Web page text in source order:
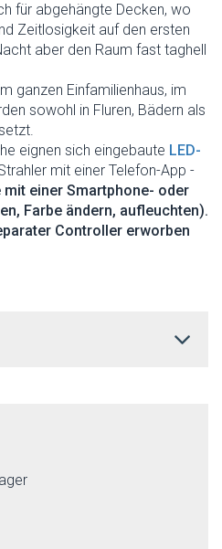
für abgehängte Decken, wo
Zeitlosigkeit auf den ersten
aber den Raum fast taghell
ganzen Einfamilienhaus, im
sowohl in Fluren, Bädern als
eignen sich eingebaute LED-
mit einer Telefon-App -
einer Smartphone- oder
Farbe ändern, aufleuchten).
Controller erworben